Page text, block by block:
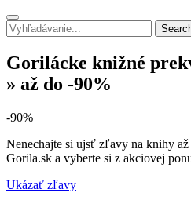
Gorilácke knižné
» až do -90%
-90%
Nenechajte si ujsť zľavy na knihy
Gorila.sk a vyberte si z akciovej
Ukázať zľavy